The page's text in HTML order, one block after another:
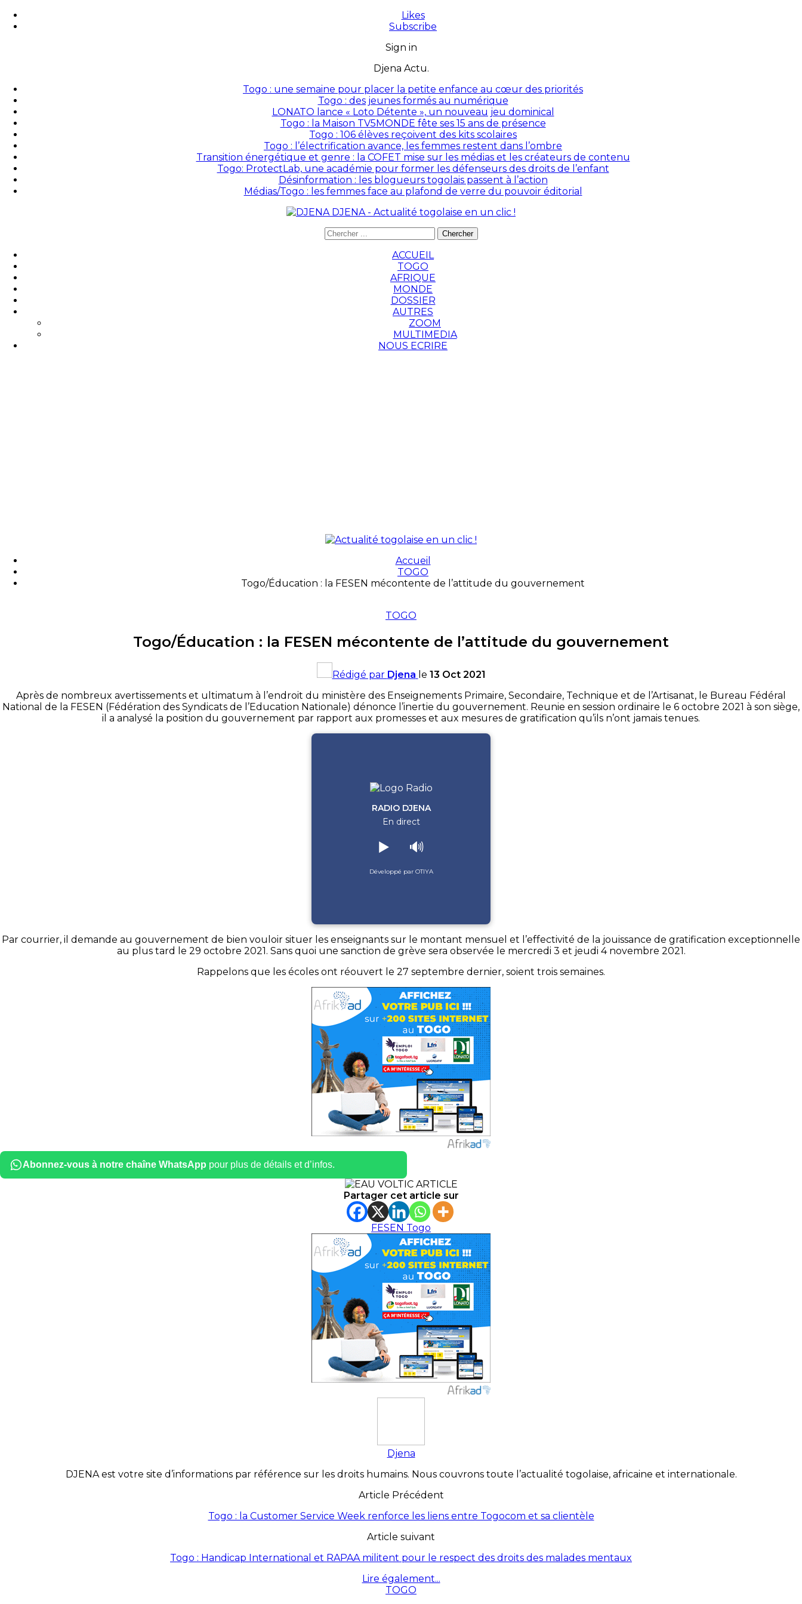
Likes
Subscribe
Sign in
Djena Actu.
Togo : une semaine pour placer la petite enfance au cœur des priorités
Togo : des jeunes formés au numérique
LONATO lance « Loto Détente », un nouveau jeu dominical
Togo : la Maison TV5MONDE fête ses 15 ans de présence
Togo : 106 élèves reçoivent des kits scolaires
Togo : l’électrification avance, les femmes restent dans l’ombre
Transition énergétique et genre : la COFET mise sur les médias et les créateurs de contenu
Togo: ProtectLab, une académie pour former les défenseurs des droits de l’enfant
Désinformation : les blogueurs togolais passent à l’action
Médias/Togo : les femmes face au plafond de verre du pouvoir éditorial
DJENA - Actualité togolaise en un clic !
ACCUEIL
TOGO
AFRIQUE
MONDE
DOSSIER
AUTRES
ZOOM
MULTIMEDIA
NOUS ECRIRE
Accueil
TOGO
Togo/Éducation : la FESEN mécontente de l’attitude du gouvernement
TOGO
Togo/Éducation : la FESEN mécontente de l’attitude du gouvernement
Rédigé par Djena le 13 Oct 2021
Après de nombreux avertissements et ultimatum à l’endroit du ministère des Enseignements Primaire, Secondaire, Technique et de l’Artisanat, le Bureau Fédéral
National de la FESEN (Fédération des Syndicats de l’Education Nationale) dénonce l’inertie du gouvernement. Reunie en session ordinaire le 6 octobre 2021 à son siège,
il a analysé la position du gouvernement par rapport aux promesses et aux mesures de gratification qu’ils n’ont jamais tenues.
RADIO DJENA
En direct
▶️ 🔊
Développé par OTIYA
Par courrier, il demande au gouvernement de bien vouloir situer les enseignants sur le montant mensuel et l’effectivité de la jouissance de gratification exceptionnelle
au plus tard le 29 octobre 2021. Sans quoi une sanction de grève sera observée le mercredi 3 et jeudi 4 novembre 2021.
Rappelons que les écoles ont réouvert le 27 septembre dernier, soient trois semaines.
Abonnez-vous à notre chaîne WhatsApp pour plus de détails et d’infos.
Partager cet article sur
FESEN Togo
Djena
DJENA est votre site d’informations par référence sur les droits humains. Nous couvrons toute l’actualité togolaise, africaine et internationale.
Article Précédent
Togo : la Customer Service Week renforce les liens entre Togocom et sa clientèle
Article suivant
Togo : Handicap International et RAPAA militent pour le respect des droits des malades mentaux
Lire également...
TOGO